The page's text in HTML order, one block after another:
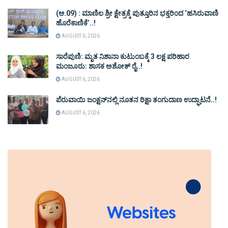
(ಆ.09) : ಮಾಣಿಲ ಶ್ರೀ ಕ್ಷೇತ್ರಕ್ಕೆ ಪುತ್ತೂರಿನ ಭಕ್ತರಿಂದ ‘ಹಸಿರುವಾಣಿ
ಹೊರೆಕಾಣಿಕೆ’..!
AUGUST 6, 2026
ಸಾರೆಪುಣಿ: ಮೃತ ನಿಶಾನಾ ಕುಟುಂಬಕ್ಕೆ 3 ಲಕ್ಷ ಪರಿಹಾರ
ಮಂಜೂರು: ಶಾಸಕ ಅಶೋಕ್ ರೈ..!
AUGUST 6, 2026
ಪೆರುವಾಯಿ ಜಂಕ್ಷನ್‌ನಲ್ಲಿ ನೂತನ ರಿಕ್ಷಾ ತಂಗುದಾಣ ಉದ್ಘಾಟನೆ..!
AUGUST 6, 2026